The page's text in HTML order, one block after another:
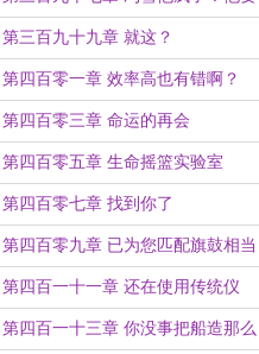
搞新瑞德！
第三百九十九章 就这？
第四百零一章 效率高也有错啊？
第四百零三章 命运的再会
第四百零五章 生命摇篮实验室
第四百零七章 找到你了
第四百零九章 已为您匹配旗鼓相当
的对手
第四百一十一章 还在使用传统仪
式？试试最新的云仪式吧！
第四百一十三章 你没事把船造那么